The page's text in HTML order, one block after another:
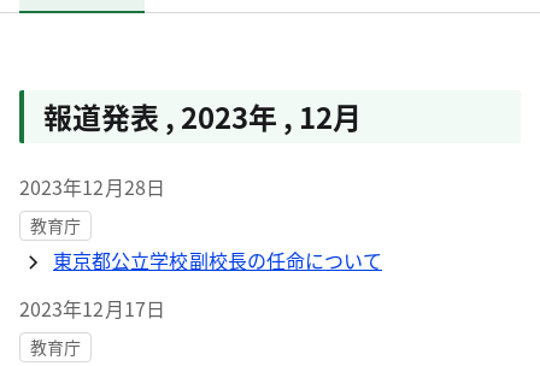
報道発表 , 2023年 , 12月
2023年12月28日
教育庁
東京都公立学校副校長の任命について
2023年12月17日
教育庁